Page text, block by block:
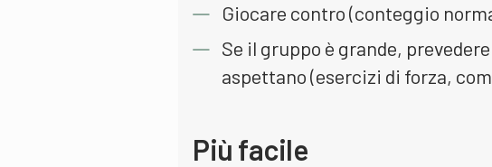
Giocare contro (conteggio
Se il gruppo è grande,
aspettano (esercizi di forza,
Più facile